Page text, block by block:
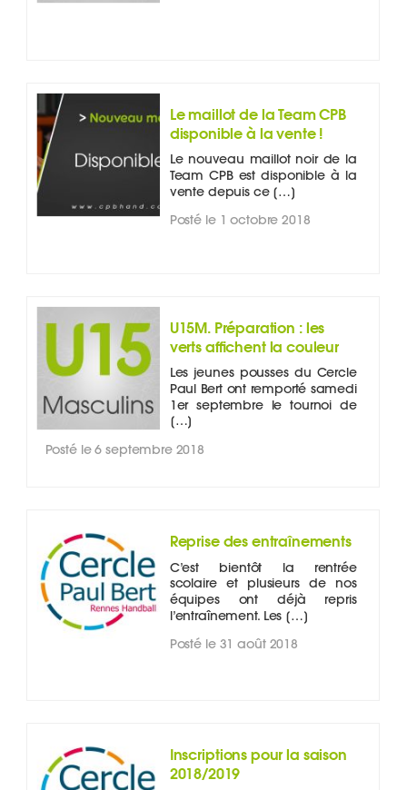
Le maillot de la Team CPB
disponible à la vente !
Le nouveau maillot noir de la
Team CPB est disponible à la
vente depuis ce […]
Posté le 1 octobre 2018
U15M. Préparation : les
verts affichent la couleur
Les jeunes pousses du Cercle
Paul Bert ont remporté samedi
1er septembre le tournoi de
[…]
Posté le 6 septembre 2018
Reprise des entraînements
C’est bientôt la rentrée
scolaire et plusieurs de nos
équipes ont déjà repris
l’entraînement. Les […]
Posté le 31 août 2018
Inscriptions pour la saison
2018/2019